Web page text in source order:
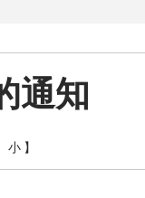
通知
小 】